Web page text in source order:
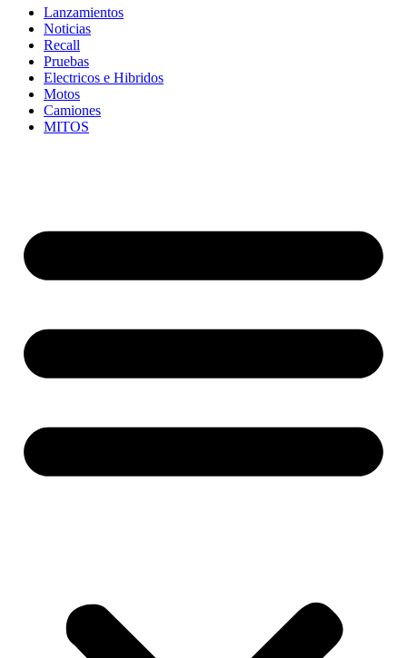
Lanzamientos
Noticias
Recall
Pruebas
Electricos e Hibridos
Motos
Camiones
MITOS